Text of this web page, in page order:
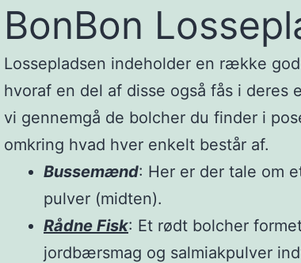
BonBon
Lossepladsen indeholder en række
hvoraf en del af disse også fås i deres
vi gennemgå de bolcher du finder i
omkring hvad hver enkelt består af.
Bussemænd: Her er der tale om
pulver (midten).
Rådne Fisk: Et rødt bolcher
jordbærsmag og salmiakpulver